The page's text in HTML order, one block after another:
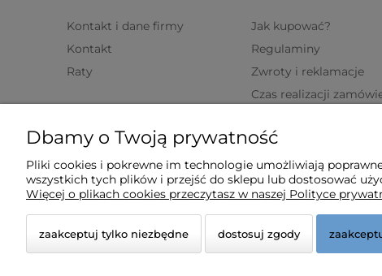
Kontakt i dane firmy
Kontakt
Raty
Jak kupować?
Regulaminy
Zwroty i reklamacje
Czas realizacji
Czas i koszty dostawy
Program lojalnościowy
Pytania i odpowiedzi
Dbamy o Twoją prywatność
Pliki cookies i pokrewne im technologie umożliwiają
wszystkich tych plików i przejść do sklepu lub dostosować
Więcej o plikach cookies przeczytasz w naszej Polityce
zaakceptuj tylko niezbędne dostosuj zgody